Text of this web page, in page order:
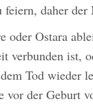
daher der
oder Ostara
verbunden ist,
Tod wieder
vor der Geburt